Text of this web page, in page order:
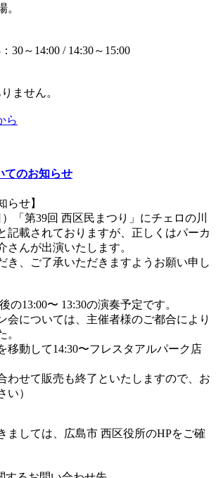
。
30～14:00 / 14:30～15:00
ません。
ら
てのお知らせ
らせ】
「第39回 西区民まつり」にチェロの川
記載されておりますが、正しくはパーカ
さんが出演いたします。
き、ご了承いただきますようお願い申し
の13:00〜 13:30の演奏予定です。
会については、主催者様のご都合により
。
移動して14:30〜フレスタアルパーク店
わせて販売も終了といたしますので、お
い）
ましては、広島市 西区役所のHPをご確